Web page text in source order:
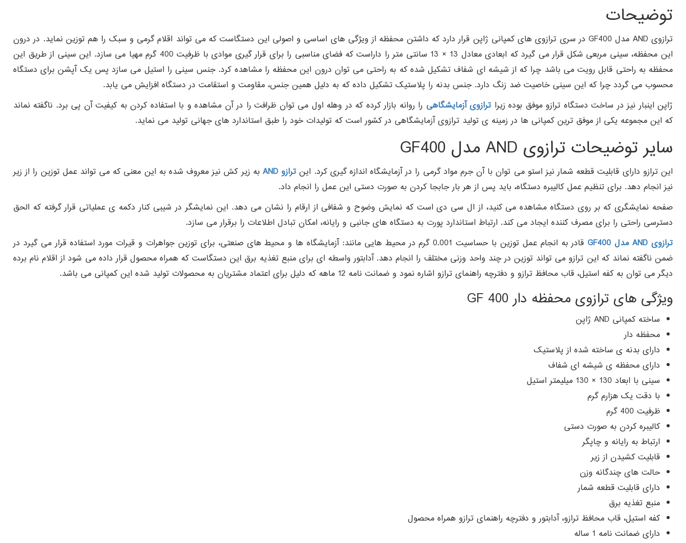
توضیحات
ترازوی AND مدل GF400 در سری ترازوی های کمپانی ژاپن قرار دارد که داشتن محفظه از ویژگی های اساسی و اصولی این دستگاست که می تواند اقلام گرمی و سبک را هم توزین نماید. در درون
این محفظه، سینی مربعی شکل قرار می گیرد که ابعادی معادل 13 × 13 سانتی متر را داراست که فضای مناسبی را برای قرار گیری موادی با ظرفیت 400 گرم مهیا می سازد. این سینی از طریق این
محفظه به راحتی قابل رویت می باشد چرا که از شیشه ای شفاف تشکیل شده که به راحتی می توان درون این محفظه را مشاهده کرد. جنس سینی را استیل می سازد پس یک آپشن برای دستگاه
محسوب می گردد چرا که این سینی خاصیت ضد زنگ دارد. جنس بدنه را پلاستیک تشکیل داده که به دلیل همین جنس، مقاومت و استقامت در دستگاه افزایش می یابد.
ژاپن اینبار نیز در ساخت دستگاه ترازو موفق بوده زیرا ترازوی آزمایشگاهی را روانه بازار کرده که در وهله اول می توان ظرافت را در آن مشاهده و با استفاده کردن به کیفیت آن پی برد. ناگفته نماند
که این مجموعه یکی از موفق ترین کمپانی ها در زمینه ی تولید ترازوی آزمایشگاهی در کشور است که تولیدات خود را طبق استاندارد های جهانی تولید می نماید.
سایر توضیحات ترازوی AND مدل GF400
این ترازو دارای قابلیت قطعه شمار نیز استو می توان با آن جرم مواد گرمی را در آزمایشگاه اندازه گیری کرد. این ترازو AND
به زیر کش نیز معروف شده به این معنی که می تواند عمل توزین را از زیر
نیز انجام دهد. برای تنظیم عمل کالیبره دستگاه، باید پس از هر بار جابجا کردن به صورت دستی این عمل را انجام داد.
صفحه نمایشگری که بر روی دستگاه مشاهده می کنید، از ال سی دی است که نمایش وضوح و شفافی از ارقام را نشان می دهد. این نمایشگر در شیبی کنار دکمه ی عملیاتی قرار گرفته که الحق
دسترسی راحتی را برای مصرف کننده ایجاد می کند. ارتباط استاندارد پورت به دستگاه های جانبی و رایانه، امکان تبادل اطلاعات را برقرار می سازد.
ترازوی AND مدل GF400
قادر به انجام عمل توزین با حساسیت 0.001 گرم در محیط هایی مانند: آزمایشگاه ها و محیط های صنعتی، برای توزین جواهرات و قیرات مورد استفاده قرار می گیرد در
ضمن ناگفته نماند که این ترازو می تواند توزین در چند واحد وزنی مختلف را انجام دهد. آدابتور واسطه ای برای منبع تغذیه برق این دستگاست که همراه محصول قرار داده می شود از اقلام نام برده
دیگر می توان به کفه استیل، قاب محافظ ترازو و دفترچه راهنمای ترازو اشاره نمود و ضمانت نامه 12 ماهه که دلیل برای اعتماد مشتریان به محصولات تولید شده این کمپانی می باشد.
ویژگی های ترازوی محفظه دار GF 400
ساخته کمپانی AND ژاپن
محفظه دار
دارای بدنه ی ساخته شده از پلاستیک
دارای محفظه ی شیشه ای شفاف
سینی با ابعاد 130 × 130 میلیمتر استیل
با دقت یک هزارم گرم
ظرفیت 400 گرم
کالیبره کردن به صورت دستی
ارتباط به رایانه و چاپگر
قابلیت کشیدن از زیر
حالت های چندگانه وزن
دارای قابلیت قطعه شمار
منبع تغذیه برق
کفه استیل، قاب محافظ ترازو، آدابتور و دفترچه راهنمای ترازو همراه محصول
دارای ضمانت نامه 1 ساله